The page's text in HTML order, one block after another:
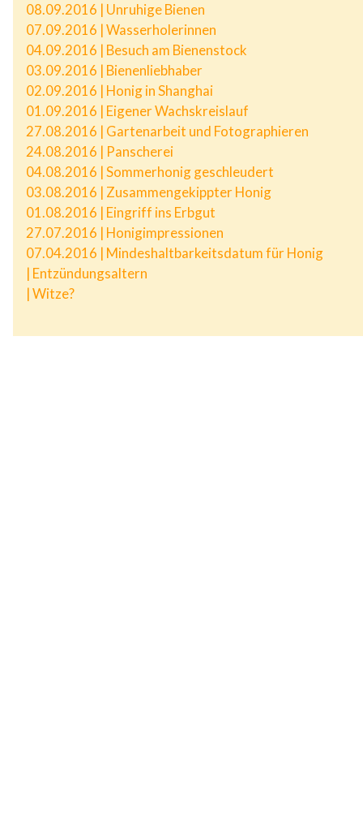
08.09.2016 | Unruhige Bienen
07.09.2016 | Wasserholerinnen
04.09.2016 | Besuch am Bienenstock
03.09.2016 | Bienenliebhaber
02.09.2016 | Honig in Shanghai
01.09.2016 | Eigener Wachskreislauf
27.08.2016 | Gartenarbeit und Fotographieren
24.08.2016 | Panscherei
04.08.2016 | Sommerhonig geschleudert
03.08.2016 | Zusammengekippter Honig
01.08.2016 | Eingriff ins Erbgut
27.07.2016 | Honigimpressionen
07.04.2016 | Mindeshaltbarkeitsdatum für Honig
| Entzündungsaltern
| Witze?